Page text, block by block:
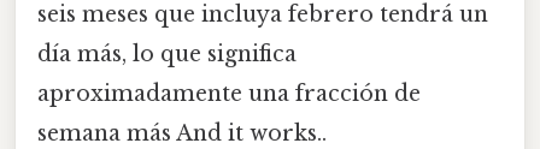
seis meses que incluya febrero tendrá un
día más, lo que significa
aproximadamente una fracción de
semana más And it works..